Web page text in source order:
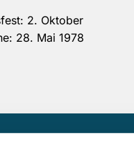
2. Oktober
28. Mai 1978